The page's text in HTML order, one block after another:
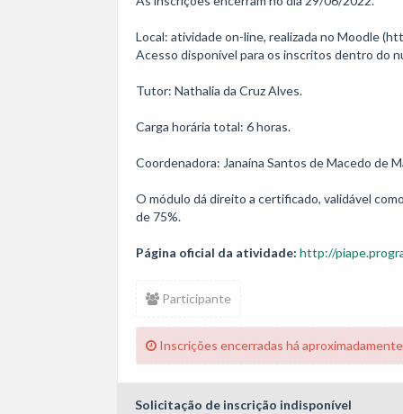
Local: atividade on-line, realizada no Moodle
Acesso disponível para os inscritos dentro do
Tutor: Nathalia da Cruz Alves.
Carga horária total: 6 horas.
Coordenadora: Janaína Santos de Macedo de
O módulo dá direito a certificado, validável
de 75%.
Página oficial da atividade: http://
Participante
Inscrições encerradas há
Solicitação de inscrição indisponível